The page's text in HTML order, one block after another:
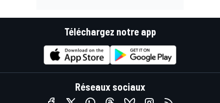
Téléchargez notre app
Réseaux sociaux